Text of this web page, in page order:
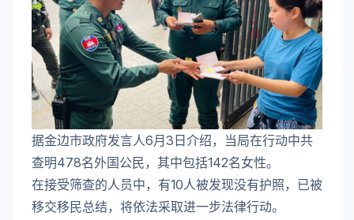
据金边市政府发言人6月3日介绍，当局在行动中共
查明478名外国公民，其中包括142名女性。
在接受筛查的人员中，有10人被发现没有护照，已被
移交移民总结，将依法采取进一步法律行动。